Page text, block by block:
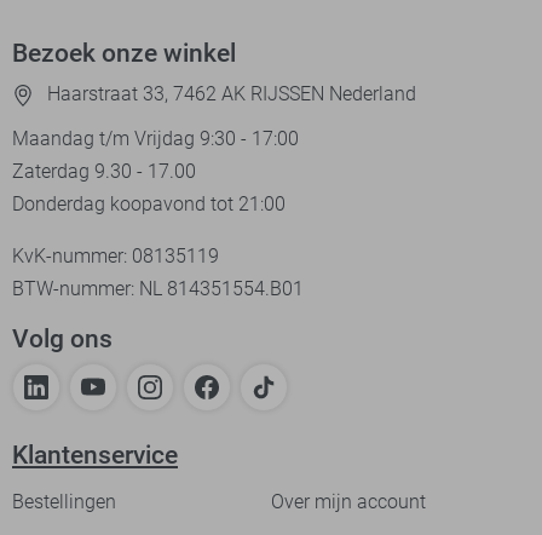
Bezoek onze winkel
Haarstraat 33, 7462 AK RIJSSEN Nederland
Maandag t/m Vrijdag 9:30 - 17:00
Zaterdag 9.30 - 17.00
Donderdag koopavond tot 21:00
KvK-nummer: 08135119
BTW-nummer: NL 814351554.B01
Volg ons
Klantenservice
Bestellingen
Over mijn account